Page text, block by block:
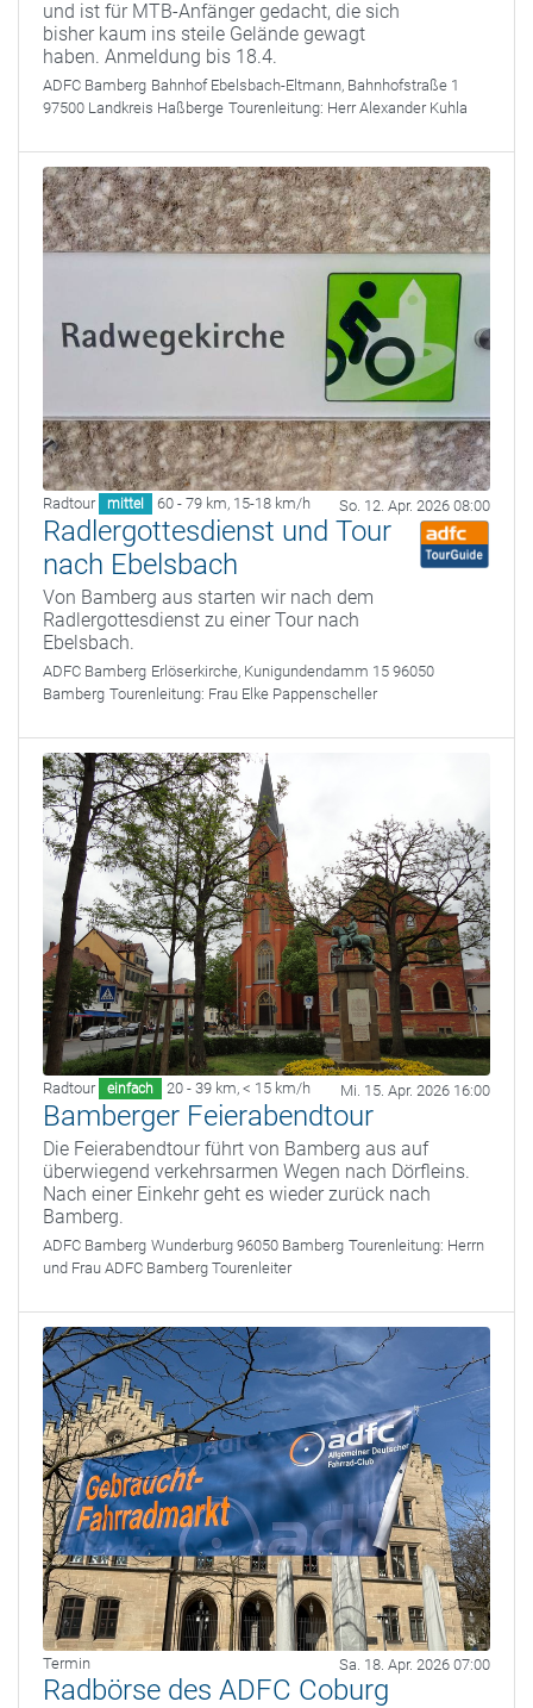
und ist für MTB-Anfänger gedacht, die sich
bisher kaum ins steile Gelände gewagt
haben. Anmeldung bis 18.4.
ADFC Bamberg Bahnhof Ebelsbach-Eltmann, Bahnhofstraße 1
97500 Landkreis Haßberge Tourenleitung: Herr Alexander Kuhla
Radtour mittel 60 - 79 km, 15-18 km/h So. 12. Apr. 2026 08:00
Radlergottesdienst und Tour
nach Ebelsbach
Von Bamberg aus starten wir nach dem
Radlergottesdienst zu einer Tour nach
Ebelsbach.
ADFC Bamberg Erlöserkirche, Kunigundendamm 15 96050
Bamberg Tourenleitung: Frau Elke Pappenscheller
Radtour einfach 20 - 39 km, < 15 km/h Mi. 15. Apr. 2026 16:00
Bamberger Feierabendtour
Die Feierabendtour führt von Bamberg aus auf
überwiegend verkehrsarmen Wegen nach Dörfleins.
Nach einer Einkehr geht es wieder zurück nach
Bamberg.
ADFC Bamberg Wunderburg 96050 Bamberg Tourenleitung: Herrn
und Frau ADFC Bamberg Tourenleiter
Termin Sa. 18. Apr. 2026 07:00
Radbörse des ADFC Coburg